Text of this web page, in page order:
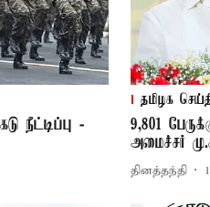
நீட்டிப்பு -
தமிழக
9,801
அமைச்சர்
தினத்தந்தி